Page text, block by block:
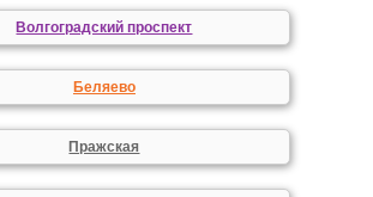
Волгоградский проспект
Беляево
Пражская